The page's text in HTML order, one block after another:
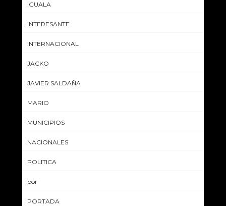
IGUALA
INTERESANTE
INTERNACIONAL
JACKO
JAVIER SALDAÑA
MARIO
MUNICIPIOS
NACIONALES
POLITICA
por
PORTADA